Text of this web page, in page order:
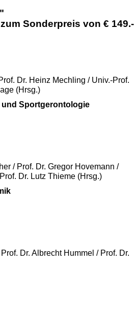
Sonderpreis von € 149.-
Dr. Heinz Mechling / Univ.-Prof.
(Hrsg.)
Sportgerontologie
/ Prof. Dr. Gregor Hovemann /
Dr. Lutz Thieme (Hrsg.)
Dr. Albrecht Hummel / Prof. Dr.